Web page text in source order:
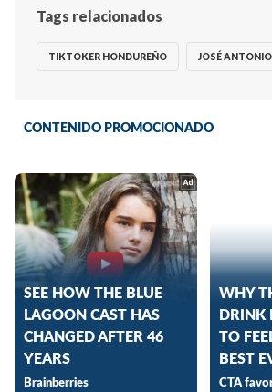
Tags relacionados
TIKTOKER HONDUREÑO JOSÉ